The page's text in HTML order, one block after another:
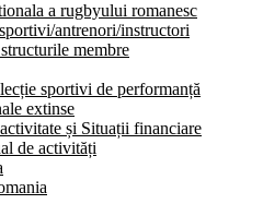
a rugbyului romanesc
antrenori/instructori
membre
sportivi de performanță
extinse
și Situații financiare
de activități